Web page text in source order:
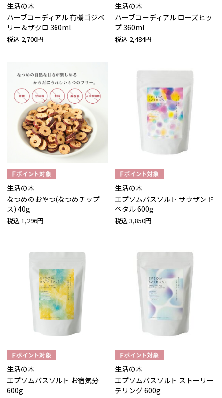
生活の木
ハーブコーディアル 有機ゴジベ
リー＆ザクロ 360ml
税込 2,700円
生活の木
ハーブコーディアル ローズヒッ
プ 360ml
税込 2,484円
生活の木
なつめのおやつ(なつめチップ
ス) 40g
税込 1,296円
生活の木
エプソムバスソルト サウザンド
ペタル 600g
税込 3,850円
生活の木
エプソムバスソルト お宿気分
600g
生活の木
エプソムバスソルト ストーリー
テリング 600g